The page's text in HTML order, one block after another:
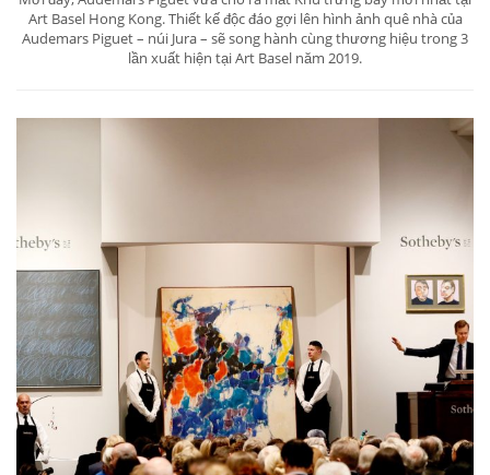
Art Basel Hong Kong. Thiết kế độc đáo gợi lên hình ảnh quê nhà của
Audemars Piguet – núi Jura – sẽ song hành cùng thương hiệu trong 3
lần xuất hiện tại Art Basel năm 2019.